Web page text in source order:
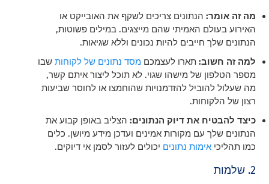
מה זה אומר: הנתונים צריכים לשקף את האובייקט או
האירוע בעולם האמיתי שהם מייצגים. במילים פשוטות,
הנתונים שלך חייבים להיות נכונים וללא שגיאות.
למה זה חשוב:תארו לעצמכםמסד נתונים של לקוחות שבו
מספר הטלפון של מישהו שגוי. לא תוכל ליצור איתם קשר,
מה שעלול להוביל להזדמנויות שהוחמצו או לחוסר שביעות
רצון של הלקוחות.
כיצד להבטיח את דיוק הנתונים: הצליב באופן קבוע את
הנתונים שלך עם מקורות אמינים ועדכן מידע מיושן. כלים
כמו תהליכיאימות נתונים יכולים לעזור לסמן אי דיוקים.
2. שלמות